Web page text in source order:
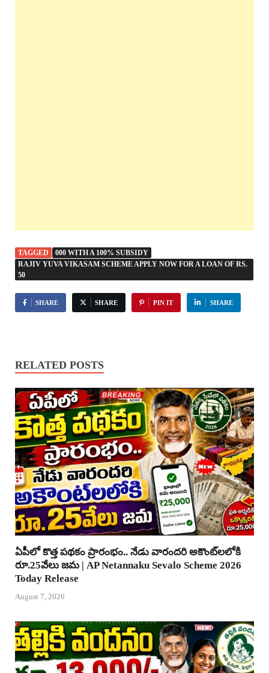
TAGGED
000 WITH A 100% SUBSIDY
RAJIV YUVA VIKASAM SCHEME APPLY NOW FOR A LOAN OF RS.
50
SHARE SHARE PIN IT SHARE
RELATED POSTS
ఏపీలో కొత్త పథకం ప్రారంభం.. నేడు వారందరి అకౌంట్‌లలోకి
రూ.25వేలు జమ | AP Netannaku Sevalo Scheme 2026
Today Release
August 7, 2026